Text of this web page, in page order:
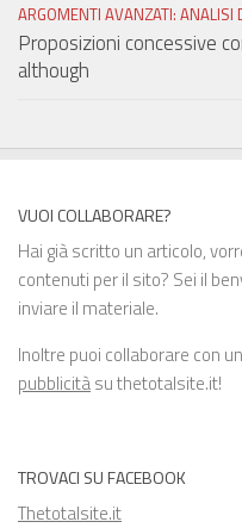
ARGOMENTI AVANZATI: ANALISI
Proposizioni concessive
although
VUOI COLLABORARE?
Hai già scritto un articolo,
contenuti per il sito? Sei il
inviare il materiale.
Inoltre puoi collaborare con
pubblicitàsu thetotalsite.it!
TROVACI SU FACEBOOK
Thetotalsite.it